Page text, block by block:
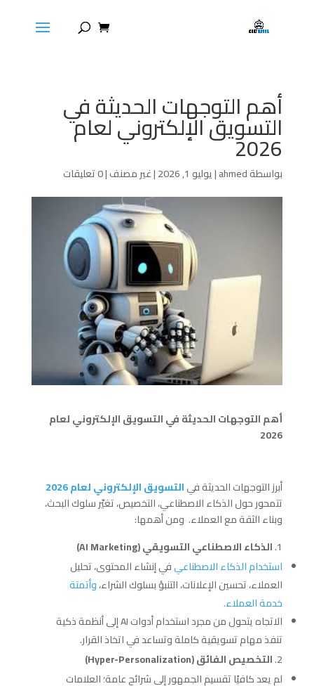
أهم التوجهات الحديثة في
التسويق الإلكتروني لعام
2026
بواسطةahmed
|يوليو 1, 2026 |غير مصنف|0 تعليقات
أهم التوجهات الحديثة في التسويق الإلكتروني لعام
2026
أبرز التوجهات الحديثة فيالتسويق الإلكتروني لعام 2026
تتمحور حول الذكاء الاصطناعي، التخصيص، تغيّر سلوك البحث،
وبناء الثقة مع العملاء. ومن أهمها:
الذكاء الاصطناعي التسويقي (AI Marketing)
استخدام الذكاء الاصطناعيفي إنشاء المحتوى، تحليل
العملاء، تحسين الإعلانات، التنبؤ بسلوك الشراء،وأتمتة
خدمة العملاء.
الاتجاه يتحول من مجرد استخدام أدوات AI إلى أنظمة ذكية
تنفذ مهام تسويقية كاملة وتساعد في اتخاذ القرار.
التخصيص الفائق (Hyper-Personalization)
لم يعد كافيًا تقسيم الجمهور إلى شرائح عامة؛ العلامات